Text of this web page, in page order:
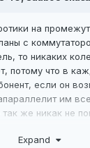
на
с
то никаких
потому что в
если он
им
же никак не
веселая
Expand